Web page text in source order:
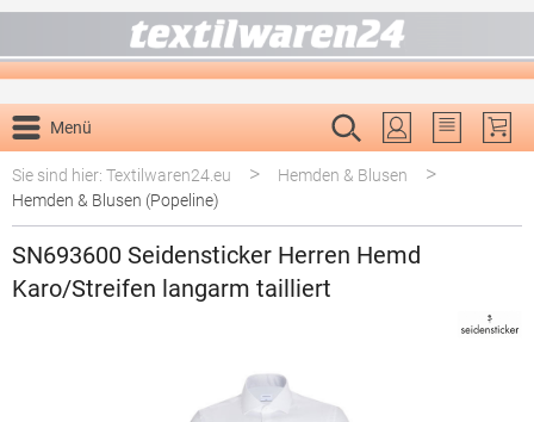
Menü
Du hast 0
Sie sind hier: Textilwaren24.eu
> Hemden & Blusen >
Hemden & Blusen (Popeline)
SN693600 Seidensticker Herren Hemd
Karo/Streifen langarm tailliert